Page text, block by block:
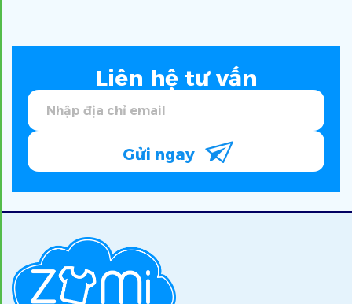
Liên hệ tư vấn
Gửi ngay